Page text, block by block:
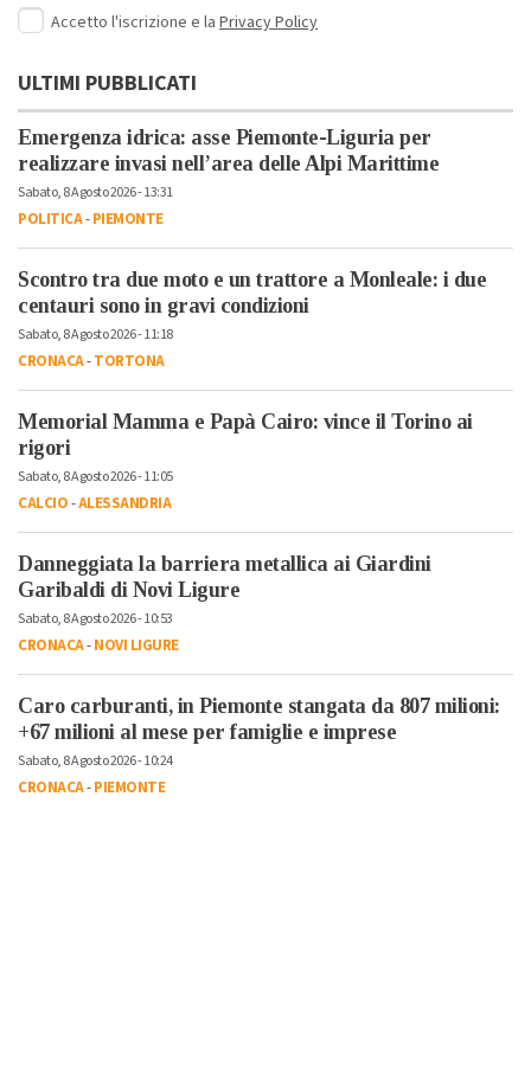
Accetto l'iscrizione e la Privacy Policy
ULTIMI PUBBLICATI
Emergenza idrica: asse Piemonte-Liguria per
realizzare invasi nell’area delle Alpi Marittime
Sabato, 8 Agosto 2026 - 13:31
POLITICA-PIEMONTE
Scontro tra due moto e un trattore a Monleale: i due
centauri sono in gravi condizioni
Sabato, 8 Agosto 2026 - 11:18
CRONACA-TORTONA
Memorial Mamma e Papà Cairo: vince il Torino ai
rigori
Sabato, 8 Agosto 2026 - 11:05
CALCIO-ALESSANDRIA
Danneggiata la barriera metallica ai Giardini
Garibaldi di Novi Ligure
Sabato, 8 Agosto 2026 - 10:53
CRONACA-NOVI LIGURE
Caro carburanti, in Piemonte stangata da 807 milioni:
+67 milioni al mese per famiglie e imprese
Sabato, 8 Agosto 2026 - 10:24
CRONACA-PIEMONTE